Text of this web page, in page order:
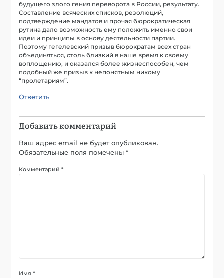
будущего злого гения переворота в России, результату.
Составление всяческих списков, резолюций,
подтверждение мандатов и прочая бюрократическая
рутина дало возможность ему положить именно свои
идеи и принципы в основу деятельности партии.
Поэтому гегелевский призыв бюрократам всех стран
объединяться, столь близкий в наше время к своему
воплощению, и оказался более жизнеспособен, чем
подобный же призыв к непонятным никому
“пролетариям”.
Ответить
Добавить комментарий
Ваш адрес email не будет опубликован.
Обязательные поля помечены*
Комментарий*
Имя*